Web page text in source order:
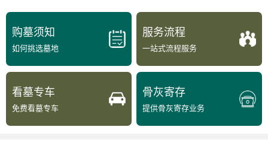
购墓须知
如何挑选墓地
服务流程
一站式流程服务
看墓专车
免费看墓专车
骨灰寄存
提供骨灰寄存业务